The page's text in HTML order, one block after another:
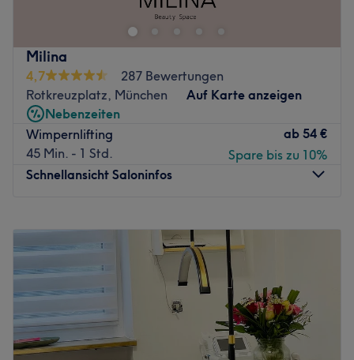
Milina
4,7
287 Bewertungen
Rotkreuzplatz, München
Auf Karte anzeigen
Nebenzeiten
Wimpernlifting
45 Min. - 1 Std.
ab 54 €
Spare bis zu 10%
Schnellansicht Saloninfos
Dienstag
Mittwoch
Donnerstag
Freitag
10:00–20:00
Samstag
10:00–20:00
Sonntag
Geschlossen